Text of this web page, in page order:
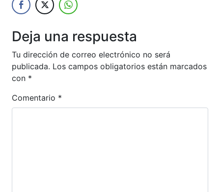
Deja una respuesta
Tu dirección de correo electrónico no será
publicada. Los campos obligatorios están marcados
con *
Comentario *